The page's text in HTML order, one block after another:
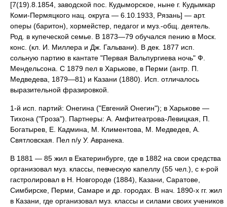
[7(19).8.1854, заводской пос. Кудыморское, ныне г. Кудымкар
Коми-Пермяцкого нац. округа — 6.10.1933, Рязань] — арт.
оперы (баритон), хормейстер, педагог и муз.-общ. деятель.
Род. в купеческой семье. В 1873—79 обучался пению в Моск.
конс. (кл. И. Миллера и Дж. Гальвани). В дек. 1877 исп.
сольную партию в кантате "Первая Вальпургиева ночь" Ф.
Мендельсона. С 1879 пел в Харькове, в Перми (антр. П.
Медведева, 1879—81) и Казани (1880). Исп. отличалось
выразительной фразировкой.
1-й исп. партий: Онегина ("Евгений Онегин"); в Харькове —
Тихона ("Гроза"). Партнеры: А. Амфитеатрова-Левицкая, П.
Богатырев, Е. Кадмина, М. Климентова, М. Медведев, А.
Святловская. Пел п/у У. Авранека.
В 1881 — 85 жил в Екатеринбурге, где в 1882 на свои средства
организовал муз. классы, певческую капеллу (55 чел.), с к-рой
гастролировал в Н. Новгороде (1884), Казани, Саратове,
Симбирске, Перми, Самаре и др. городах. В нач. 1890-х гг. жил
в Казани, где организовал муз. классы и силами своих учеников